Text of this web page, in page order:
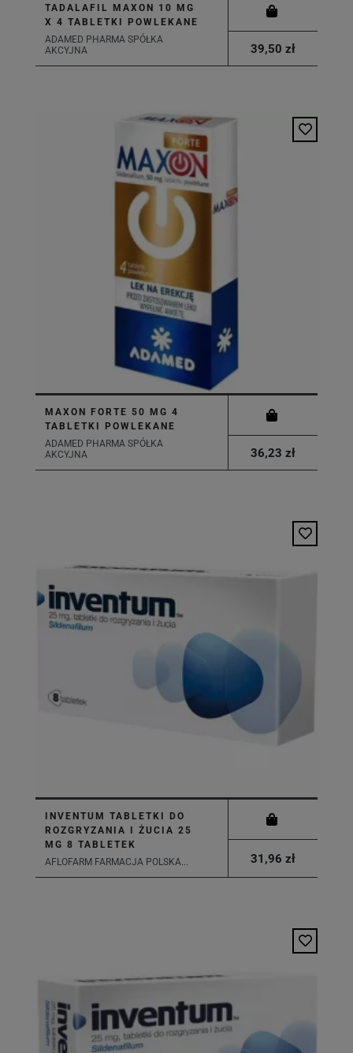
TADALAFIL MAXON 10 MG
X 4 TABLETKI POWLEKANE
ADAMED PHARMA SPÓŁKA
AKCYJNA
39,50 zł
MAXON FORTE 50 MG 4
TABLETKI POWLEKANE
ADAMED PHARMA SPÓŁKA
AKCYJNA
36,23 zł
INVENTUM TABLETKI DO
ROZGRYZANIA I ŻUCIA 25
MG 8 TABLETEK
AFLOFARM FARMACJA POLSKA...
31,96 zł